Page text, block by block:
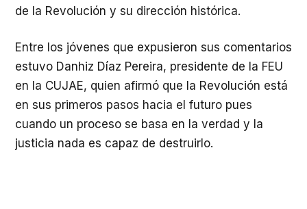
de la Revolución y su dirección histórica.
Entre los jóvenes que expusieron sus comentarios
estuvo Danhiz Díaz Pereira, presidente de la FEU
en la CUJAE, quien afirmó que la Revolución está
en sus primeros pasos hacia el futuro pues
cuando un proceso se basa en la verdad y la
justicia nada es capaz de destruirlo.